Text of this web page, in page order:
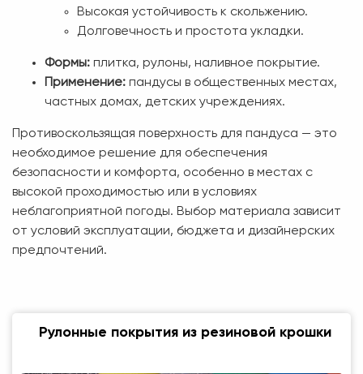
Высокая устойчивость к скольжению.
Долговечность и простота укладки.
Формы: плитка, рулоны, наливное покрытие.
Применение: пандусы в общественных местах,
частных домах, детских учреждениях.
Противоскользящая поверхность для пандуса — это
необходимое решение для обеспечения
безопасности и комфорта, особенно в местах с
высокой проходимостью или в условиях
неблагоприятной погоды. Выбор материала зависит
от условий эксплуатации, бюджета и дизайнерских
предпочтений.
Рулонные покрытия из резиновой крошки